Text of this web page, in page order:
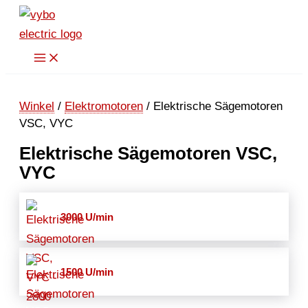
Zum
Inhalt
springen
Winkel / Elektromotoren / Elektrische Sägemotoren
VSC, VYC
Elektrische Sägemotoren VSC,
VYC
3000 U/min
1500 U/min